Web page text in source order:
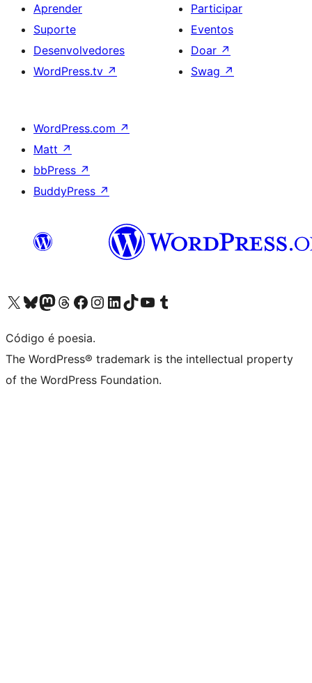
Aprender
Suporte
Desenvolvedores
WordPress.tv ↗
Participar
Eventos
Doar ↗
Swag ↗
WordPress.com ↗
Matt ↗
bbPress ↗
BuddyPress ↗
Acessar nossa conta do X (antigo Twitter)
Acessar nossa conta do Bluesky
Acessar nossa conta do Mastodon
Acessar nossa conta do Threads
Acessar nossa página do Facebook
Acessar nossa conta do Instagram
Acessar nossa conta do LinkedIn
Acessar nossa conta do TikTok
Acessar nosso canal do YouTube
Acessar nossa conta no Tumblr
Código é poesia.
The WordPress® trademark is the intellectual property
of the WordPress Foundation.